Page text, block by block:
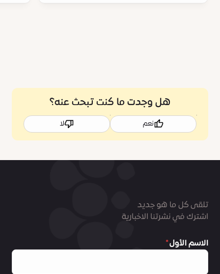
هل وجدت ما كنت تبحث عنه؟
نعم لا
تلقى كل ما هو جديد
اشترك في نشرتنا الاخبارية
الاسم الأول